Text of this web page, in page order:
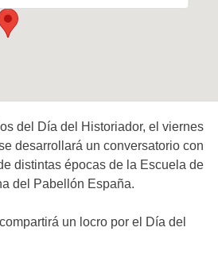
del Día del Historiador, el viernes
desarrollará un conversatorio con
distintas épocas de la Escuela de
del Pabellón España.
un locro por el Día del